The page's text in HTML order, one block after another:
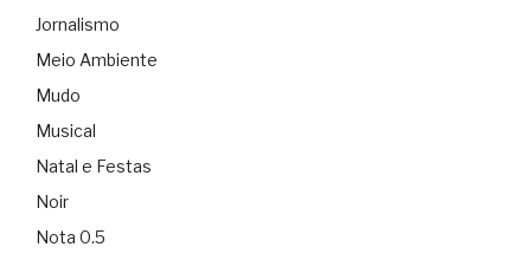
Jornalismo
Meio Ambiente
Mudo
Musical
Natal e Festas
Noir
Nota 0.5